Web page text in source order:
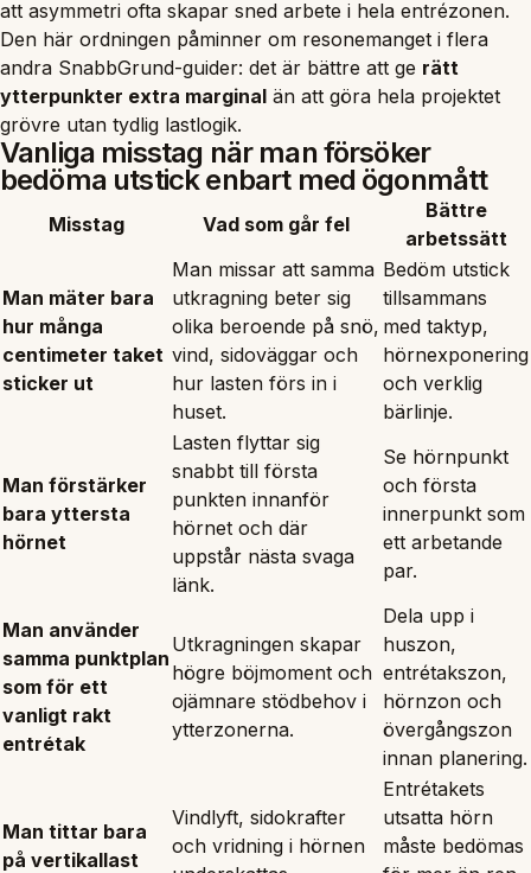
att asymmetri ofta skapar sned arbete i hela entrézonen.
Den här ordningen påminner om resonemanget i flera
andra SnabbGrund-guider: det är bättre att ge rätt
ytterpunkter extra marginal än att göra hela projektet
grövre utan tydlig lastlogik.
Vanliga misstag när man försöker
bedöma utstick enbart med ögonmått
Misstag Vad som går fel
Bättre
arbetssätt
Man mäter bara
hur många
centimeter taket
sticker ut
Man missar att samma
utkragning beter sig
olika beroende på snö,
vind, sidoväggar och
hur lasten förs in i
huset.
Bedöm utstick
tillsammans
med taktyp,
hörnexponering
och verklig
bärlinje.
Man förstärker
bara yttersta
hörnet
Lasten flyttar sig
snabbt till första
punkten innanför
hörnet och där
uppstår nästa svaga
länk.
Se hörnpunkt
och första
innerpunkt som
ett arbetande
par.
Man använder
samma punktplan
som för ett
vanligt rakt
entrétak
Utkragningen skapar
högre böjmoment och
ojämnare stödbehov i
ytterzonerna.
Dela upp i
huszon,
entrétakszon,
hörnzon och
övergångszon
innan planering.
Man tittar bara
på vertikallast
Vindlyft, sidokrafter
och vridning i hörnen
Entrétakets
utsatta hörn
måste bedömas